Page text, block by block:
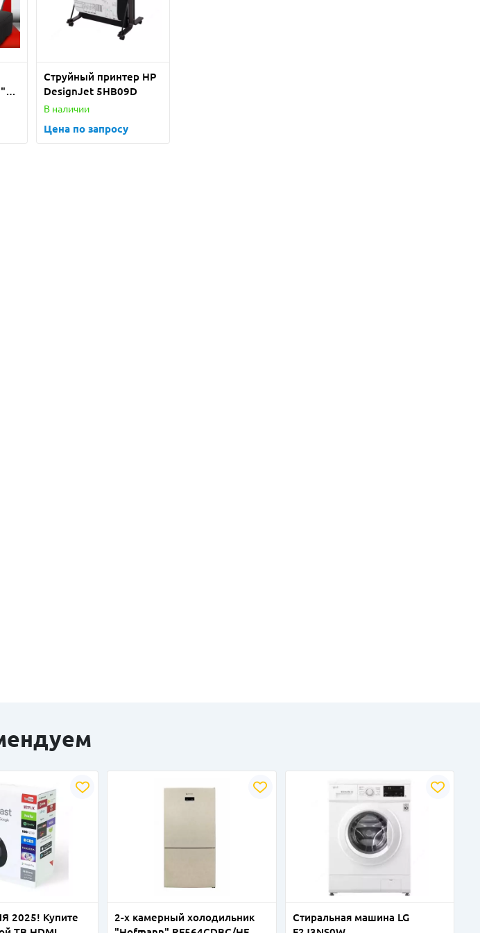
Струйный принтер HP
DesignJet 5HB09D
В наличии
Цена по запросу
2025! Купите
2-х камерный холодильник
Стиральная машина LG